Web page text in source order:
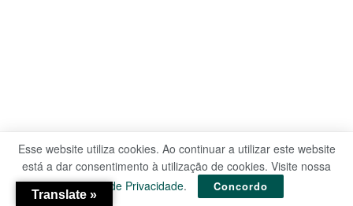
Translate »
Esse website utiliza cookies. Ao continuar a utilizar este website
está a dar consentimento à utilização de cookies. Visite nossa
Política de Privacidade. Concordo